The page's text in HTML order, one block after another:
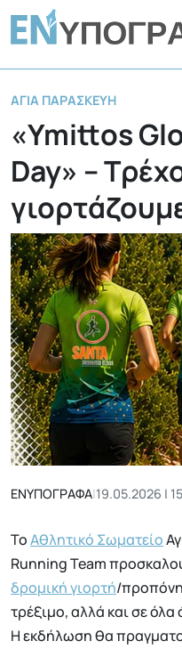
ΑΓΊΑ ΠΑΡΑΣΚΕΥΉ
«Ymittos
Day» –
ΕΝΥΠΟΓΡΑΦΑ|19.05.2026 |
ΤοΑθλητικό Σωματείο
Running Team
δρομική γιορτή/
τρέξιμο, αλλά και σε
Η εκδήλωση θα